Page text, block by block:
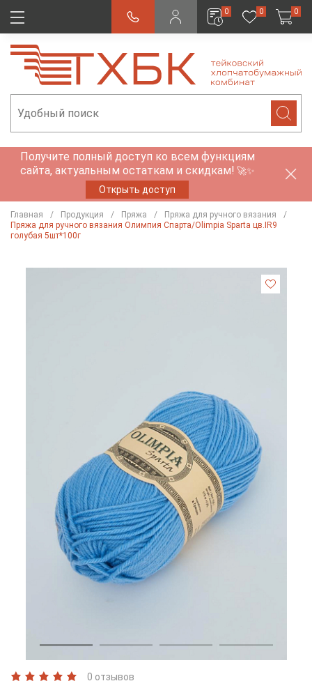
0 0 0
Получите полный доступ ко всем функциям
сайта, актуальным остаткам и скидкам! 🚀✨
Открыть доступ
Главная Продукция Пряжа
Пряжа для ручного вязания
Пряжа для ручного вязания Олимпия Спарта/Olimpia Sparta цв.IR9
голубая 5шт*100г
0 отзывов